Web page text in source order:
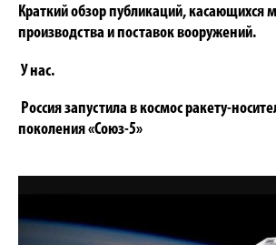
Краткий обзор публикаций, касающихся
производства и поставок вооружений.
У нас.
Россия запустила в космос ракету-
поколения «Союз-5»